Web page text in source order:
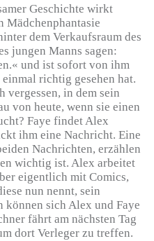
Geschichte wirkt
Mädchenphantasie
dem Verkaufsraum des
jungen Manns sagen:
und ist sofort von ihm
richtig gesehen hat.
vergessen, in dem sein
von heute, wenn sie einen
Faye findet Alex
ihm eine Nachricht. Eine
Nachrichten, erzählen
wichtig ist. Alex arbeitet
eigentlich mit Comics,
nun nennt, sein
können sich Alex und Faye
fährt am nächsten Tag
dort Verleger zu treffen.